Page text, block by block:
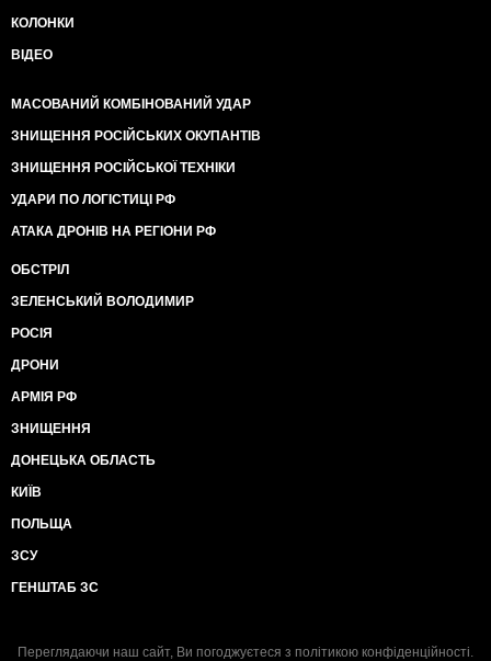
КОЛОНКИ
ВІДЕО
МАСОВАНИЙ КОМБІНОВАНИЙ УДАР
ЗНИЩЕННЯ РОСІЙСЬКИХ ОКУПАНТІВ
ЗНИЩЕННЯ РОСІЙСЬКОЇ ТЕХНІКИ
УДАРИ ПО ЛОГІСТИЦІ РФ
АТАКА ДРОНІВ НА РЕГІОНИ РФ
ОБСТРІЛ
ЗЕЛЕНСЬКИЙ ВОЛОДИМИР
РОСІЯ
ДРОНИ
АРМІЯ РФ
ЗНИЩЕННЯ
ДОНЕЦЬКА ОБЛАСТЬ
КИЇВ
ПОЛЬЩА
ЗСУ
ГЕНШТАБ ЗС
Переглядаючи наш сайт, Ви погоджуєтеся з політикою конфіденційності.